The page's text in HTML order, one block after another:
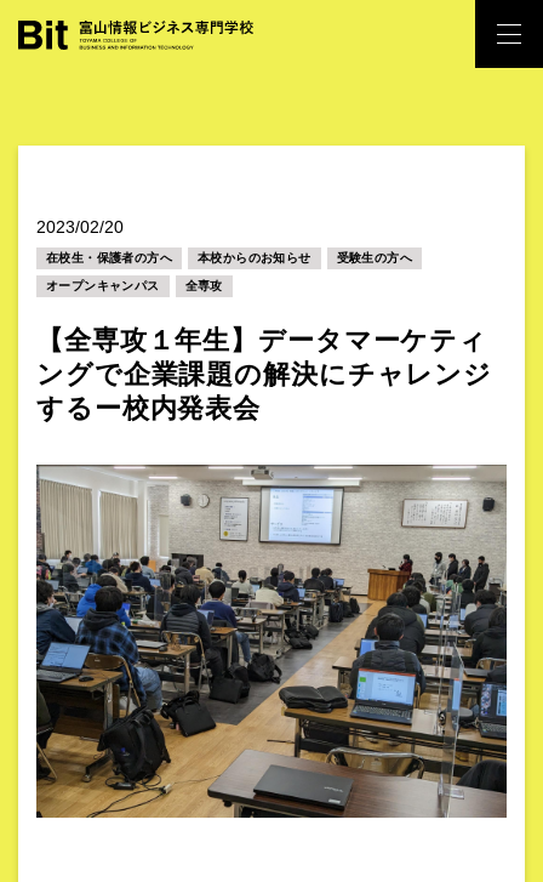
2023/02/20
在校生・保護者の方へ 本校からのお知らせ 受験生の方へ
オープンキャンパス 全専攻
【全専攻１年生】データマーケティ
ングで企業課題の解決にチャレンジ
するー校内発表会